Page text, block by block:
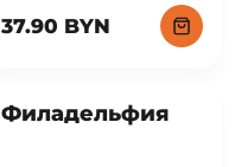
37.90 BYN
Филадельфия